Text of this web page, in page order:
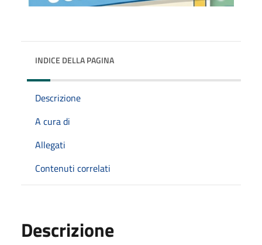
INDICE DELLA PAGINA
Descrizione
A cura di
Allegati
Contenuti correlati
Descrizione